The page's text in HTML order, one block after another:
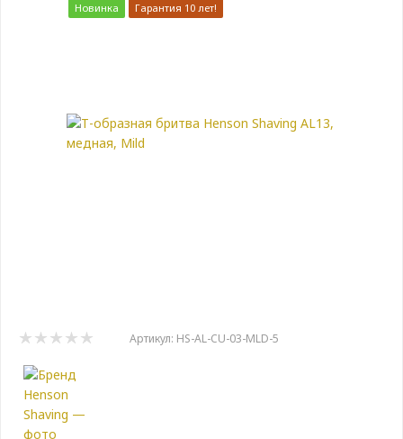
Новинка Гарантия 10 лет!
Артикул: HS-AL-CU-03-MLD-5